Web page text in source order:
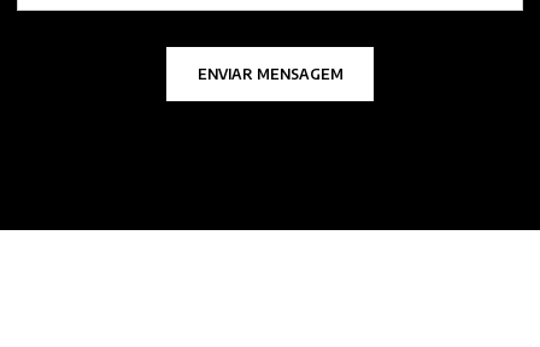
ENVIAR MENSAGEM